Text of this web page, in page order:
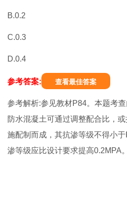
B.0.2
C.0.3
D.0.4
参考答案: 查看最佳答案
参考解析:参见教材P84。本题考查
防水混凝土可通过调整配合比，
施配制而成，其抗渗等级不得小
渗等级应比设计要求提高0.2MPA。